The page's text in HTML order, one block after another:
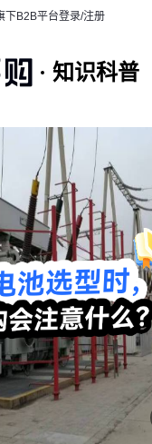
下B2B平台登录/注册
知识科普